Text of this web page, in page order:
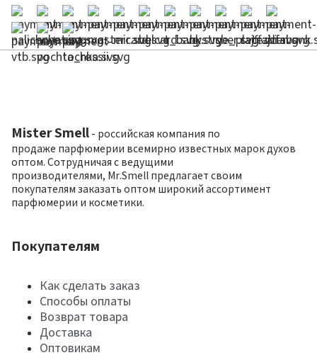
Mister Smell - российская компания по
продаже парфюмерии всемирно известных марок духов
оптом. Сотрудничая с ведущими
производителями, Mr.Smell предлагает своим
покупателям заказать оптом широкий ассортимент
парфюмерии и косметики.
Покупателям
Как сделать заказ
Способы оплаты
Возврат товара
Доставка
Оптовикам